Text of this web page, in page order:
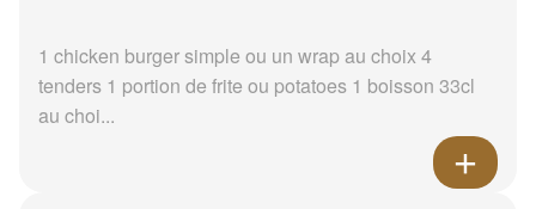
1 chicken burger simple ou un wrap au choix 4
tenders 1 portion de frite ou potatoes 1 boisson 33cl
au choi...